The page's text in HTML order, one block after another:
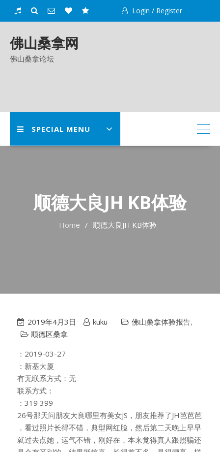
Login / Register
佛山桑拿网
佛山桑拿论坛
SPECIAL MENU
顺德大良JH KB体验
Home 顺德大良JH KB体验
2019年4月3日 kuku 佛山桑拿体验报告,
顺德区桑拿
：2019-03-27
：新基大厦
有无联系方式：无
联系方式：
：319 399
26号那天问朋友大良哪里有美女JS，朋友推荐了JH芭芭芭
，看过照片长得不错，典型网红脸，然后第二天晚上早早
就过去点她，运气不错，刚好在，本来觉得真人跟照骗还